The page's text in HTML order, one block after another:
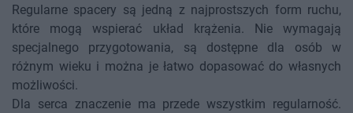
Regularne spacery są jedną z najprostszych form ruchu,
które mogą wspierać układ krążenia. Nie wymagają
specjalnego przygotowania, są dostępne dla osób w
różnym wieku i można je łatwo dopasować do własnych
możliwości.
Dla serca znaczenie ma przede wszystkim regularność.